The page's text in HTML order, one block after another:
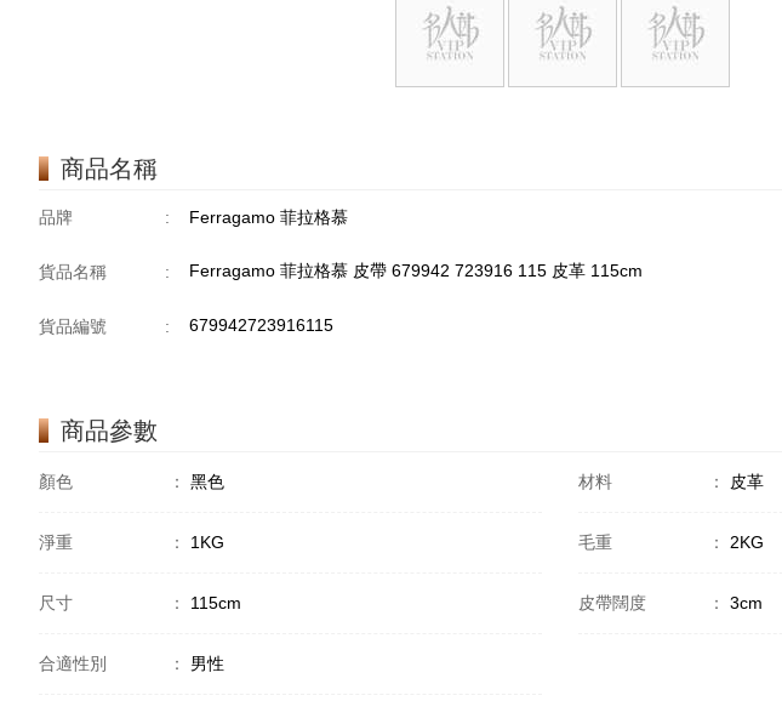
商品名稱
品牌 : Ferragamo 菲拉格慕
貨品名稱 : Ferragamo 菲拉格慕 皮帶 679942 723916 115 皮革 115cm
貨品編號 : 679942723916115
商品參數
顏色 ： 黑色 材料 ： 皮革
淨重 ： 1KG 毛重 ： 2KG
尺寸 ： 115cm 皮帶闊度 ： 3cm
合適性別 ： 男性